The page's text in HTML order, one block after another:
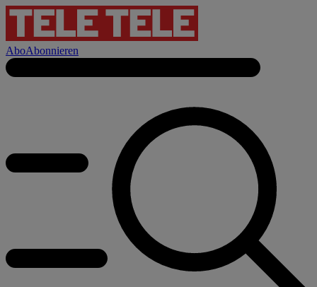
AboAbonnieren